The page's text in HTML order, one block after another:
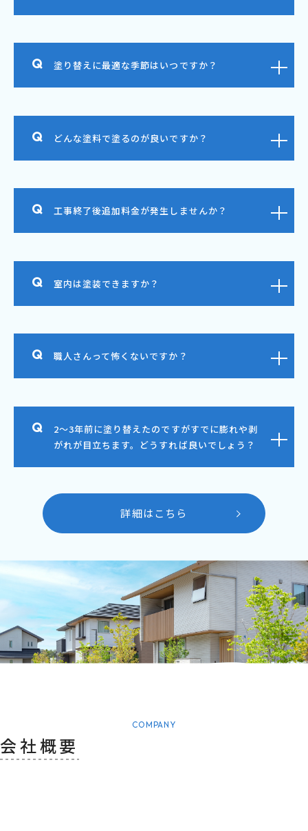
塗り替えに最適な季節はいつですか？
どんな塗料で塗るのが良いですか？
工事終了後追加料金が発生しませんか？
室内は塗装できますか？
職人さんって怖くないですか？
2～3年前に塗り替えたのですがすでに膨れや剥
がれが目立ちます。どうすれば良いでしょう？
詳細はこちら
COMPANY
会社概要